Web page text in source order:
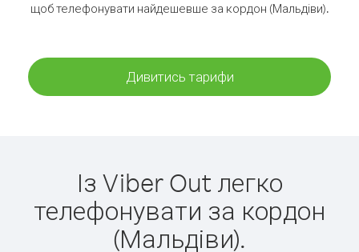
щоб телефонувати найдешевше за кордон (Мальдіви).
Дивитись тарифи
Із Viber Out легко
телефонувати за кордон
(Мальдіви).